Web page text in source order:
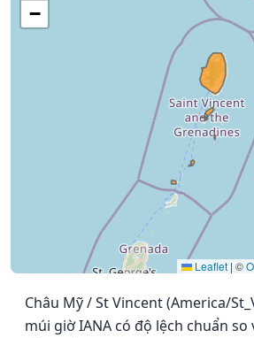
−
Leaflet | ©
Châu Mỹ / St Vincent (America/
múi giờ IANA có độ lệch chuẩn so